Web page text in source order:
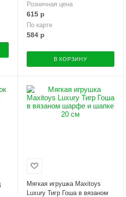
Розничная цена
615р
По карте
584р
В КОРЗИНУ
Мягкая игрушка Maxitoys
Luxury Тигр Гоша в вязаном